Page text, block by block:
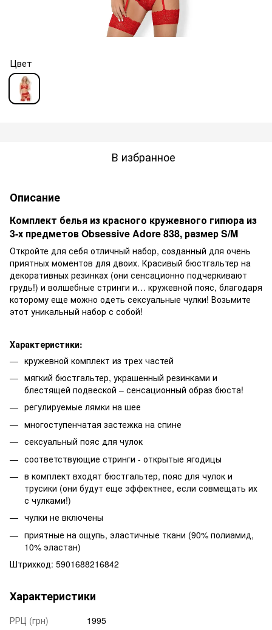
Цвет
В избранное
Описание
Комплект белья из красного кружевного гипюра из
3-х предметов Obsessive Adore 838, размер S/M
Откройте для себя отличный набор, созданный для очень
приятных моментов для двоих. Красивый бюстгальтер на
декоративных резинках (они сенсационно подчеркивают
грудь!) и волшебные стринги и… кружевной пояс, благодаря
которому еще можно одеть сексуальные чулки! Возьмите
этот уникальный набор с собой!
Характеристики:
кружевной комплект из трех частей
мягкий бюстгальтер, украшенный резинками и
блестящей подвеской – сенсационный образ бюста!
регулируемые лямки на шее
многоступенчатая застежка на спине
сексуальный пояс для чулок
соответствующие стринги - открытые ягодицы
в комплект входят бюстгальтер, пояс для чулок и
трусики (они будут еще эффектнее, если совмещать их
с чулками!)
чулки не включены
приятные на ощупь, эластичные ткани (90% полиамид,
10% эластан)
Штрихкод: 5901688216842
Характеристики
РРЦ (грн)
1995